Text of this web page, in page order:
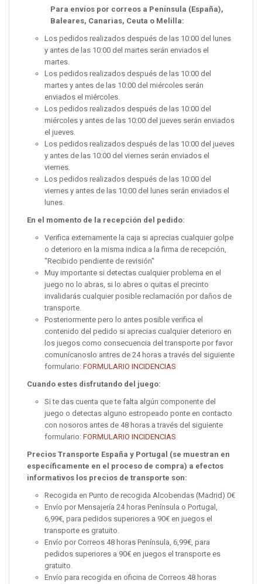
Para envíos por correos a Península (España),
Baleares, Canarias, Ceuta o Melilla:
Los pedidos realizados después de las 10:00 del lunes
y antes de las 10:00 del martes serán enviados el
martes.
Los pedidos realizados después de las 10:00 del
martes y antes de las 10:00 del miércoles serán
enviados el miércoles.
Los pedidos realizados después de las 10:00 del
miércoles y antes de las 10:00 del jueves serán enviados
el jueves.
Los pedidos realizados después de las 10:00 del jueves
y antes de las 10:00 del viernes serán enviados el
viernes.
Los pedidos realizados después de las 10:00 del
viernes y antes de las 10:00 del lunes serán enviados el
lunes.
En el momento de la recepción del pedido:
Verifica externamente la caja si aprecias cualquier golpe
o deterioro en la misma indica a la firma de recepción,
"Recibido pendiente de revisión"
Muy importante si detectas cualquier problema en el
juego no lo abras, si lo abres o quitas el precinto
invalidarás cualquier posible reclamación por daños de
transporte.
Posteriormente pero lo antes posible verifica el
contenido del pedido si aprecias cualquier deterioro en
los juegos como consecuencia del transporte por favor
comunícanoslo antres de 24 horas a través del siguiente
formulario: FORMULARIO INCIDENCIAS
Cuando estes disfrutando del juego:
Si te das cuenta que te falta algún componente del
juego o detectas alguno estropeado ponte en contacto
con nosoros antes de 48 horas a través del siguiente
formulario: FORMULARIO INCIDENCIAS
Precios Transporte España y Portugal (se muestran en
específicamente en el proceso de compra) a efectos
informativos los precios de transporte son:
Recogida en Punto de recogida Alcobendas (Madrid) 0€
Envío por Mensajería 24 horas Península o Portugal,
6,99€, para pedidos superiores a 90€ en juegos el
transporte es gratuito.
Envío por Correos 48 horas Península, 6,99€, para
pedidos superiores a 90€ en juegos el transporte es
gratuito.
Envío para recogida en oficina de Correos 48 horas